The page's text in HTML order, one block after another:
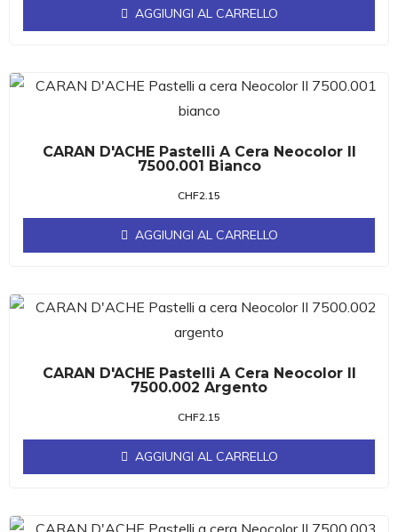
AGGIUNGI AL CARRELLO
CARAN D'ACHE Pastelli A Cera Neocolor II
7500.001 Bianco
CHF2.15
AGGIUNGI AL CARRELLO
CARAN D'ACHE Pastelli A Cera Neocolor II
7500.002 Argento
CHF2.15
AGGIUNGI AL CARRELLO